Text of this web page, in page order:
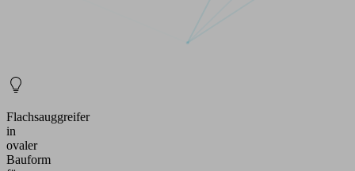
Flachsauggreifer
in
ovaler
Bauform